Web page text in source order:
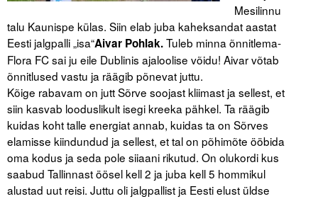
Mesilinnu
talu Kaunispe külas. Siin elab juba kaheksandat aastat
Eesti jalgpalli „isa“Aivar Pohlak.Tuleb minna õnnitlema-
Flora FC sai ju eile Dublinis ajaloolise võidu! Aivar võtab
õnnitlused vastu ja räägib põnevat juttu.
Kõige rabavam on jutt Sõrve soojast kliimast ja sellest, et
siin kasvab looduslikult isegi kreeka pähkel. Ta räägib
kuidas koht talle energiat annab, kuidas ta on Sõrves
elamisse kiindundud ja sellest, et tal on põhimõte ööbida
oma kodus ja seda pole siiaani rikutud. On olukordi kus
saabud Tallinnast öösel kell 2 ja juba kell 5 hommikul
alustad uut reisi. Juttu oli jalgpallist ja Eesti elust üldse